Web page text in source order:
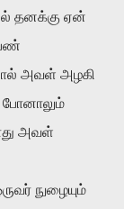
தனக்கு ஏன்
அவள் அழகி
போனாலும்
அவள்
நுழையும்